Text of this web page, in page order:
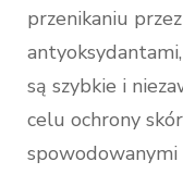
przenikaniu
są szybkie i
celu ochrony